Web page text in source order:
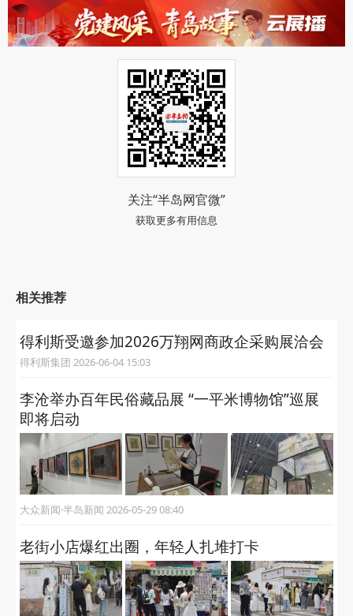
关注“半岛网官微”
获取更多有用信息
相关推荐
得利斯受邀参加2026万翔网商政企采购展洽会
得利斯集团 2026-06-04 15:03
李沧举办百年民俗藏品展 “一平米博物馆”巡展
即将启动
大众新闻·半岛新闻 2026-05-29 08:40
老街小店爆红出圈，年轻人扎堆打卡